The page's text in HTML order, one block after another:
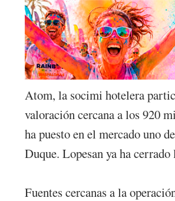
Atom, la socimi hotelera
valoración cercana a los 920
ha puesto en el mercado uno
Duque. Lopesan ya ha
Fuentes cercanas a la